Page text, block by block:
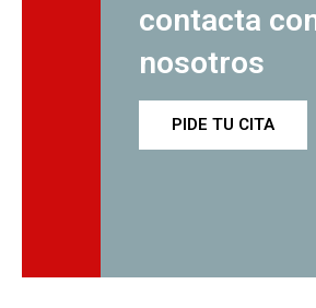
contacta
nosotros
PIDE TU CITA